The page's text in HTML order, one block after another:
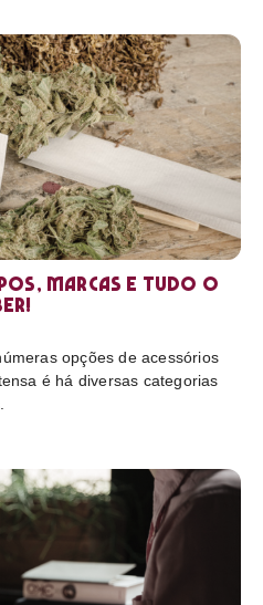
marcas e tudo o
opções de acessórios
é há diversas categorias